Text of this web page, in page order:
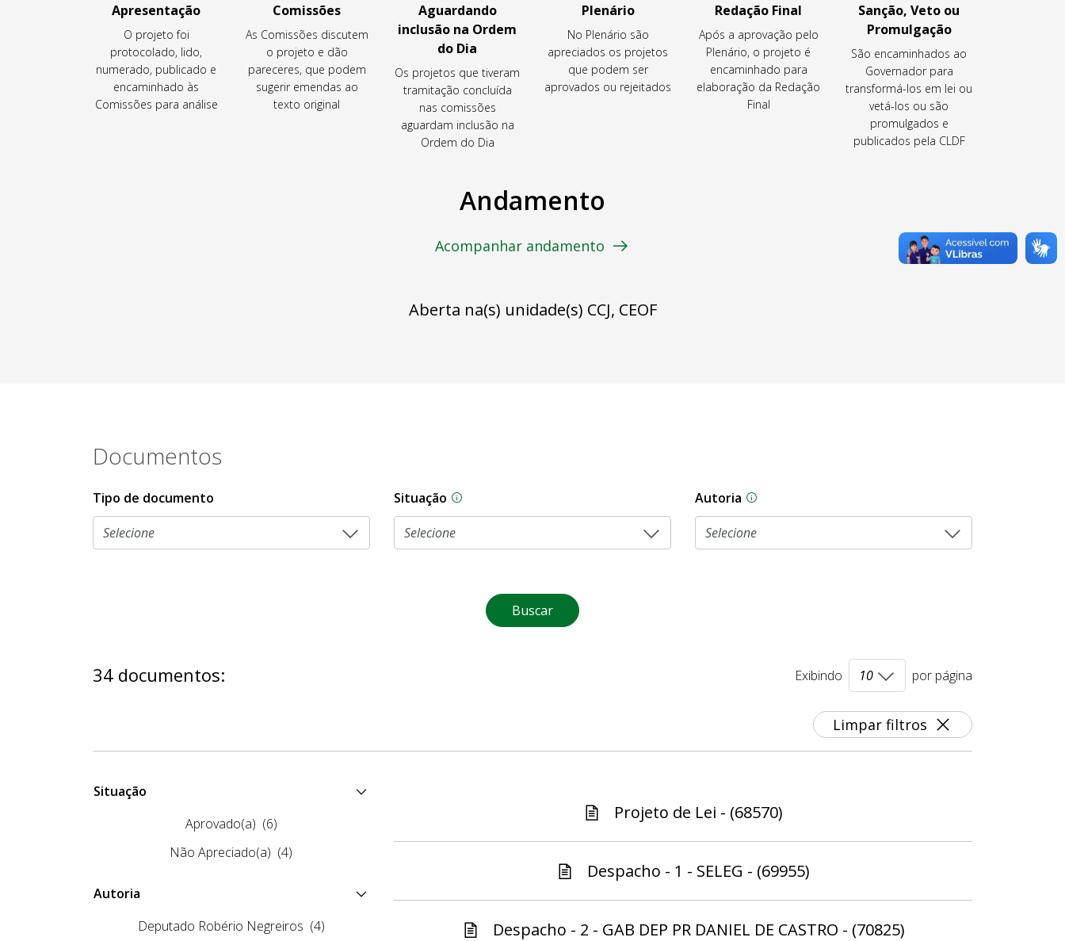
Apresentação
O projeto foi
protocolado, lido,
numerado, publicado e
encaminhado às
Comissões para análise
Comissões
As Comissões discutem
o projeto e dão
pareceres, que podem
sugerir emendas ao
texto original
Aguardando
inclusão na Ordem
do Dia
Os projetos que tiveram
tramitação concluída
nas comissões
aguardam inclusão na
Ordem do Dia
Plenário
No Plenário são
apreciados os projetos
que podem ser
aprovados ou rejeitados
Redação Final
Após a aprovação pelo
Plenário, o projeto é
encaminhado para
elaboração da Redação
Final
Sanção, Veto ou
Promulgação
São encaminhados ao
Governador para
transformá-los em lei ou
vetá-los ou são
promulgados e
publicados pela CLDF
Andamento
Acompanhar andamento
Aberta na(s) unidade(s) CCJ, CEOF
Documentos
Tipo de documento Situação Na CLDF, as proposições legislativas passam por diferentes estágios durante o processo
Autoria As proposições legislativas na CLDF podem ser
Buscar
Limpar filtros
34 documentos: Exibindo por página
Situação
Aprovado(a) (6)
Não Apreciado(a) (4)
Autoria
Deputado Robério Negreiros (4)
Projeto de Lei - (68570)
Despacho - 1 - SELEG - (69955)
Despacho - 2 - GAB DEP PR DANIEL DE CASTRO - (70825)